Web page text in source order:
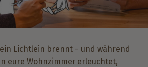
Lichtlein brennt – und während
eure Wohnzimmer erleuchtet,